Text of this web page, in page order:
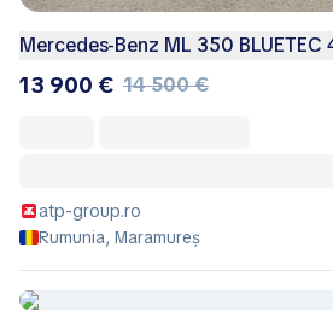
Mercedes-Benz ML 350 BLUETEC
13 900 € 14 500 €
atp-group.ro
Rumunia, Maramureș